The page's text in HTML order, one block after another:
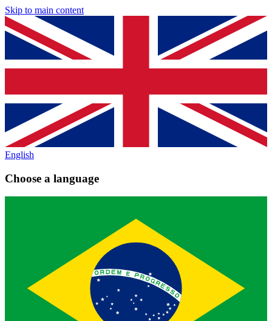
Skip to main content
English
Choose a language